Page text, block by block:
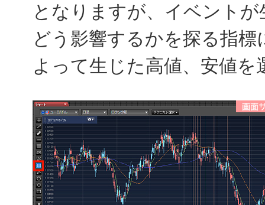
となりますが、イベント
どう影響するかを探る指
よって生じた高値、安値